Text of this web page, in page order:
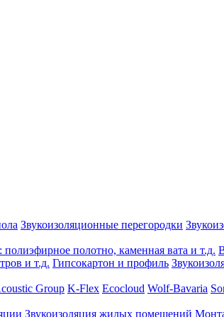
Звукоизоляционные перегородки
полотно, каменная вата и т.д.
и т.д. Гипсокартон и профиль
Group K-Flex Ecocloud Wolf-Bavaria
Звукоизоляция жилых помещений